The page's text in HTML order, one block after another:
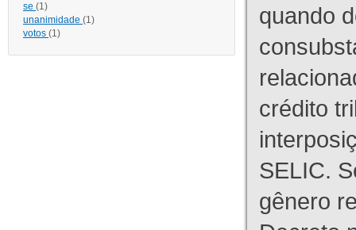
se (1)
unanimidade (1)
votos (1)
quando
crédito
SELIC.
gênero